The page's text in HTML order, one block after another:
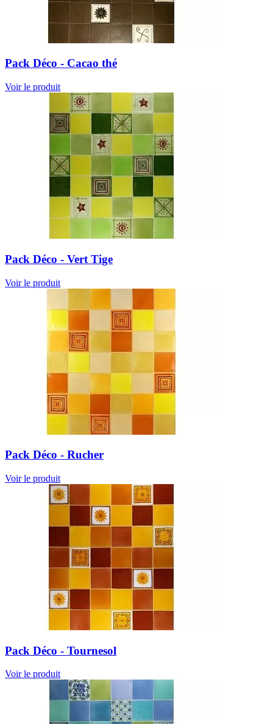
Pack Déco - Cacao thé
Voir le produit
Pack Déco - Vert Tige
Voir le produit
Pack Déco - Rucher
Voir le produit
Pack Déco - Tournesol
Voir le produit